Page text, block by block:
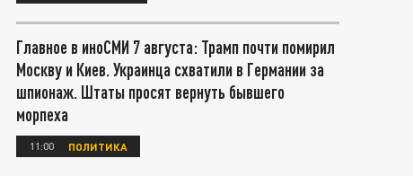
Главное в иноСМИ 7 августа: Трамп почти помирил
Москву и Киев. Украинца схватили в Германии за
шпионаж. Штаты просят вернуть бывшего
морпеха
11:00 ПОЛИТИКА